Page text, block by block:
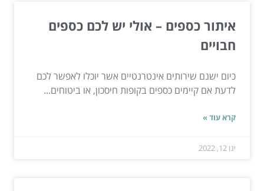
איתור כספים – אולי יש לכם כספים
חבויים
כיום ישנם שירותים אינטרנטיים אשר יוכלו לאפשר לכם
לדעת אם קיימים כספים בקופות חיסכון, או ביטוחים...
קרא עוד »
ינו 12, 2022